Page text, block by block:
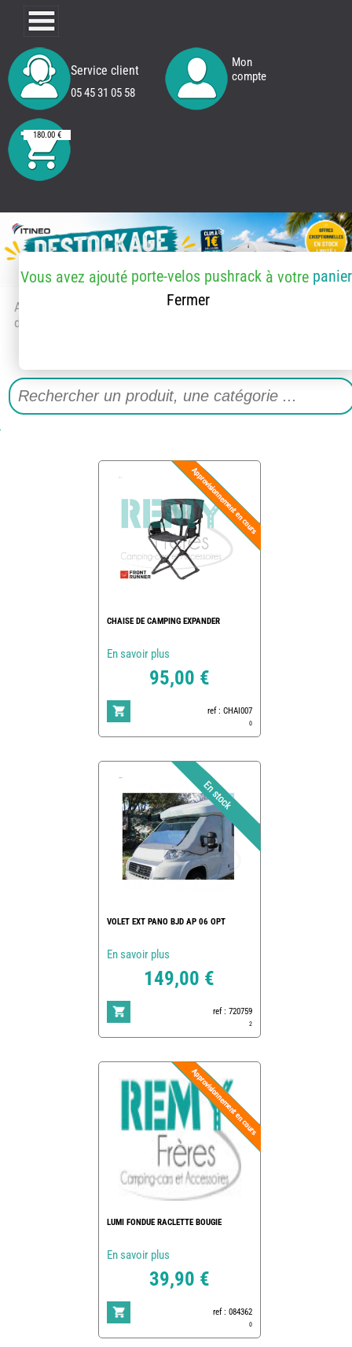
Service client
05 45 31 05 58
Mon
compte
180.00 €
Accueil
> Accessoires et pièces
détachées
Vous avez ajouté porte-velos pushrack à votre panier
Fermer
CHAISE DE CAMPING EXPANDER
En savoir plus
95,00 €
ref : CHAI007
0
VOLET EXT PANO BJD AP 06 OPT
En savoir plus
149,00 €
ref : 720759
2
LUMI FONDUE RACLETTE BOUGIE
En savoir plus
39,90 €
ref : 084362
0